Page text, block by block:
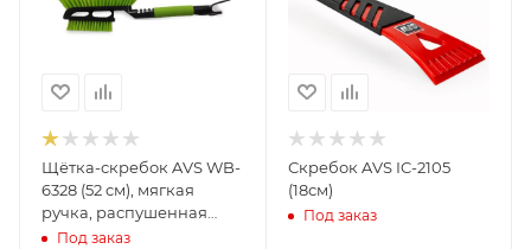
Щётка-скребок AVS WB-
6328 (52 cм), мягкая
ручка, распушенная
щетина. 2 поверхности
Под заказ
Скребок AVS IC-2105
(18см)
Под заказ